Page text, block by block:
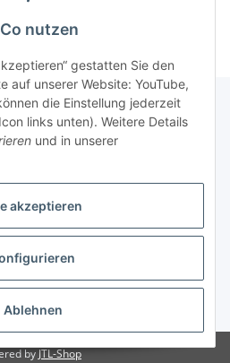
gemäß Klein-Unternehmer-Regelung.,
byJTL-Shop
nutzen
gestatten Sie den
auf unserer Website: YouTube,
die Einstellung jederzeit
links unten). Weitere Details
und in unserer
akzeptieren
Ablehnen